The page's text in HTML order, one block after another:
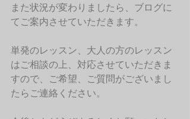
また状況が変わりましたら、ブログに
てご案内させていただきます。
単発のレッスン、大人の方のレッスン
はご相談の上、対応させていただきま
すので、ご希望、ご質問がございまし
たらご連絡ください。